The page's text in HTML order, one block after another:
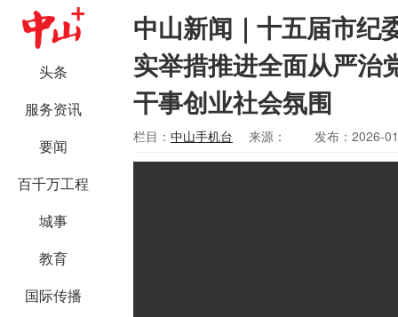
头条
服务资讯
要闻
百千万工程
城事
教育
国际传播
中山新闻｜十五届市纪
实举措推进全面从严治
干事创业社会氛围
栏目： 中山手机台 来源： 发布：2026-